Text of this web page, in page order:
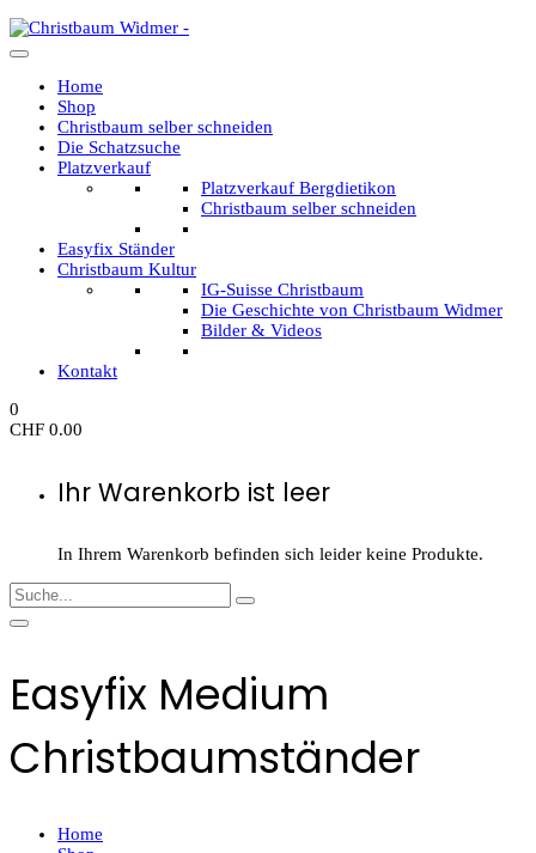
Home
Shop
Christbaum selber schneiden
Die Schatzsuche
Platzverkauf
Platzverkauf Bergdietikon
Christbaum selber schneiden
Easyfix Ständer
Christbaum Kultur
IG-Suisse Christbaum
Die Geschichte von Christbaum Widmer
Bilder & Videos
Kontakt
0
CHF 0.00
Ihr Warenkorb ist leer
In Ihrem Warenkorb befinden sich leider keine Produkte.
Easyfix Medium
Christbaumständer
Home